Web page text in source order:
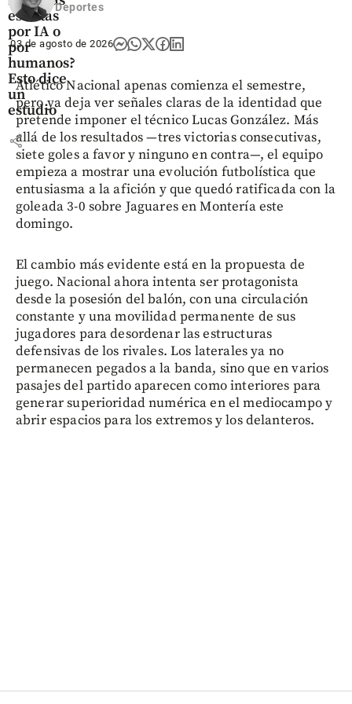
escritas
por IA o
por
humanos?
Esto dice
un
estudio
share
Deportes
03 de agosto de 2026
Atlético Nacional apenas comienza el semestre,
pero ya deja ver señales claras de la identidad que
pretende imponer el técnico Lucas González. Más
allá de los resultados —tres victorias consecutivas,
siete goles a favor y ninguno en contra—, el equipo
empieza a mostrar una evolución futbolística que
entusiasma a la afición y que quedó ratificada con la
goleada 3-0 sobre Jaguares en Montería este
domingo.
El cambio más evidente está en la propuesta de
juego. Nacional ahora intenta ser protagonista
desde la posesión del balón, con una circulación
constante y una movilidad permanente de sus
jugadores para desordenar las estructuras
defensivas de los rivales. Los laterales ya no
permanecen pegados a la banda, sino que en varios
pasajes del partido aparecen como interiores para
generar superioridad numérica en el mediocampo y
abrir espacios para los extremos y los delanteros.